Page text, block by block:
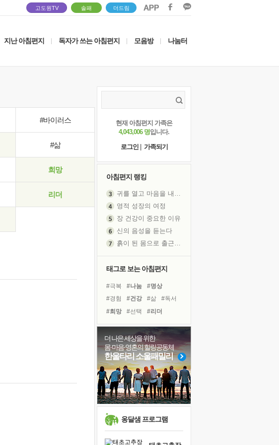
고도원TV 솔패 더드림
지난 아침편지 독자가 쓰는 아침편지 모음방 나눔터
#바이러스
#삶
희망
리더
현재 아침편지 가족은
4,043,006 명입니다.
로그인
가족되기
아침편지 랭킹
귀를 열고 마음을 내어주고
영적 성장의 여정
장 건강이 중요한 이유
신의 음성을 듣는다
흙이 된 몸으로 출근하는 여자
졸업식 사진을 보며
아픈 아버지를 위한 공간 설계
극심한 변비, 어깨결림, 수면 장애
보고 싶은 어머니
유년 시절의 부산 영도 바다
못된 꼰대들
거울 속의 나
희망이란
'모른다'는 것
태그로 보는 아침편지
#극복 #나눔
#명상
#경험
#건강 #삶
#독서
#희망
#선택
#리더
#계획
#친구
#아이들
#독서캠프
#면역력
#링컨학교
#힐링
#비전캠프
#유튜브
#사람
#다짐
더 나은 세상을 위한
몸·마음·영혼의 힐링공동체
한울타리 소울패밀리
옹달샘 프로그램